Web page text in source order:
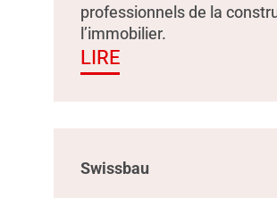
professionnels de la
l’immobilier.
LIRE
Swissbau